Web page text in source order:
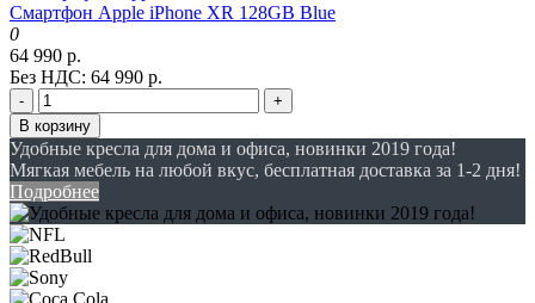
Смартфон Apple iPhone XR 128GB Blue
0
64 990 р.
Без НДС: 64 990 р.
-
+
В корзину
Удобные кресла для дома и офиса, новинки 2019 года!
Мягкая мебель на любой вкус, бесплатная доставка за 1-2 дня!
Подробнее